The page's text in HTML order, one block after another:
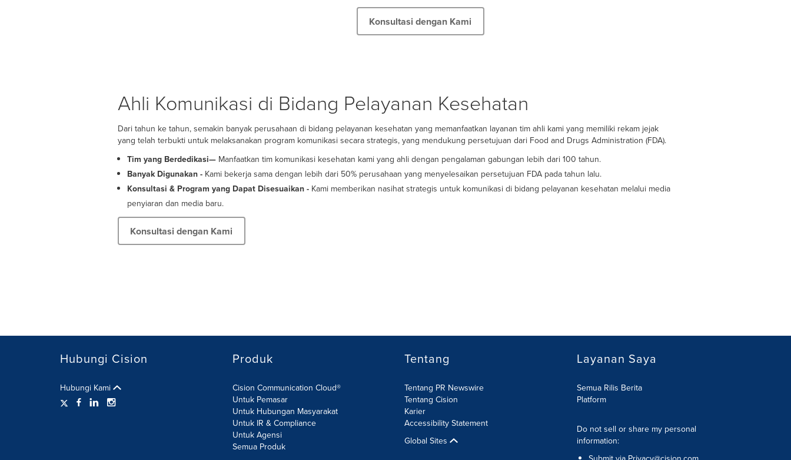
Konsultasi dengan Kami
Ahli Komunikasi di Bidang Pelayanan Kesehatan
Dari tahun ke tahun, semakin banyak perusahaan di bidang pelayanan kesehatan yang memanfaatkan layanan tim ahli kami yang memiliki rekam jejak
yang telah terbukti untuk melaksanakan program komunikasi secara strategis, yang mendukung persetujuan dari Food and Drugs Administration (FDA).
Tim yang Berdedikasi—Manfaatkan tim komunikasi kesehatan kami yang ahli dengan pengalaman gabungan lebih dari 100 tahun.
Banyak Digunakan - Kami bekerja sama dengan lebih dari 50% perusahaan yang menyelesaikan persetujuan FDA pada tahun lalu.
Konsultasi & Program yang Dapat Disesuaikan -Kami memberikan nasihat strategis untuk komunikasi di bidang pelayanan kesehatan melalui media
penyiaran dan media baru.
Konsultasi dengan Kami
Hubungi Cision
Hubungi Kami
Produk
Cision Communication Cloud®
Untuk Pemasar
Untuk Hubungan Masyarakat
Untuk IR & Compliance
Untuk Agensi
Semua Produk
Tentang
Tentang PR Newswire
Tentang Cision
Karier
Accessibility Statement
Global Sites
Layanan Saya
Semua Rilis Berita
Platform
Do not sell or share my personal
information: